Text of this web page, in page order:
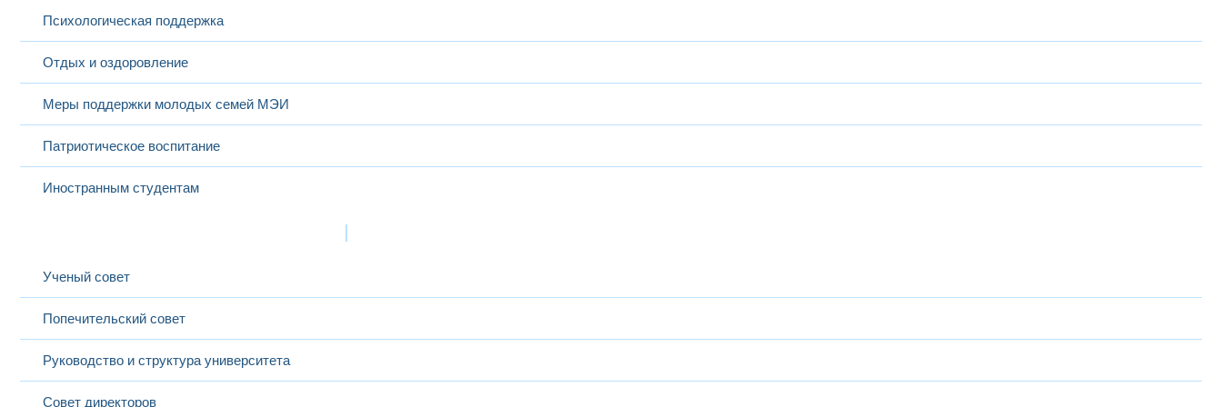
Психологическая поддержка
Отдых и оздоровление
Меры поддержки молодых семей МЭИ
Патриотическое воспитание
Иностранным студентам
Ученый совет
Попечительский совет
Руководство и структура университета
Совет директоров